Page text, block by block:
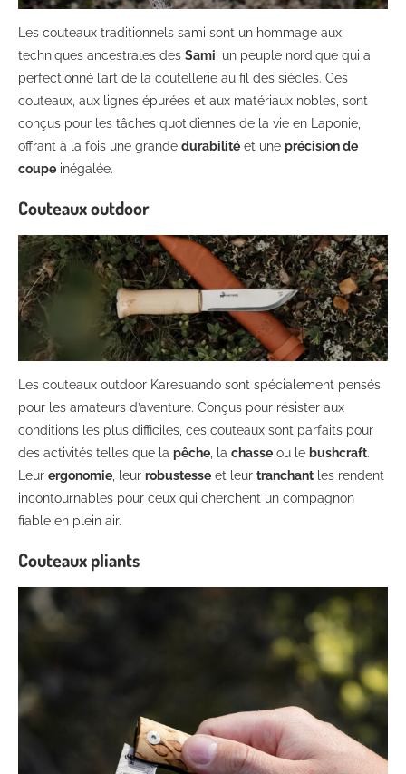
Les couteaux traditionnels sami sont un hommage aux
techniques ancestrales des Sami , un peuple nordique qui a
perfectionné l’art de la coutellerie au fil des siècles. Ces
couteaux, aux lignes épurées et aux matériaux nobles, sont
conçus pour les tâches quotidiennes de la vie en Laponie,
offrant à la fois une grande durabilité et une précision de
coupe inégalée.
Couteaux outdoor
Les couteaux outdoor Karesuando sont spécialement pensés
pour les amateurs d’aventure. Conçus pour résister aux
conditions les plus difficiles, ces couteaux sont parfaits pour
des activités telles que la pêche, la chasse ou le bushcraft.
Leur ergonomie, leur robustesse et leur tranchant les rendent
incontournables pour ceux qui cherchent un compagnon
fiable en plein air.
Couteaux pliants